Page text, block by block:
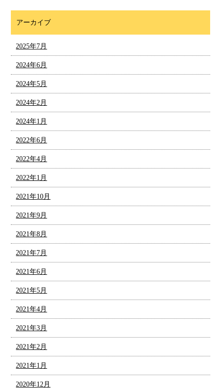
アーカイブ
2025年7月
2024年6月
2024年5月
2024年2月
2024年1月
2022年6月
2022年4月
2022年1月
2021年10月
2021年9月
2021年8月
2021年7月
2021年6月
2021年5月
2021年4月
2021年3月
2021年2月
2021年1月
2020年12月